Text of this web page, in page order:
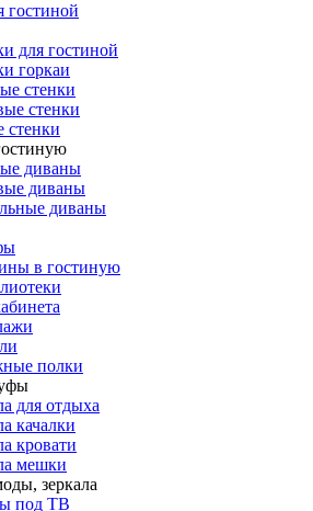
гостиной
для гостиной
горкаи
стенки
стенки
стенки
диваны
диваны
диваны
в гостиную
полки
для отдыха
качалки
кровати
мешки
зеркала
под ТВ